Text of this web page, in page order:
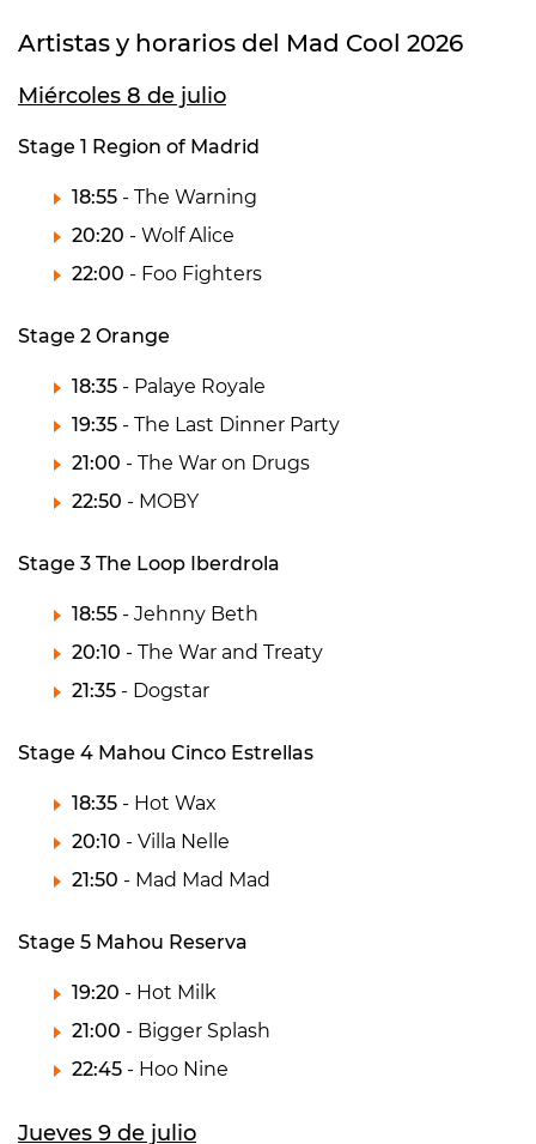
Artistas y horarios del Mad Cool 2026
Miércoles 8 de julio
Stage 1 Region of Madrid
18:55 - The Warning
20:20 - Wolf Alice
22:00 - Foo Fighters
Stage 2 Orange
18:35 - Palaye Royale
19:35 - The Last Dinner Party
21:00 - The War on Drugs
22:50 - MOBY
Stage 3 The Loop Iberdrola
18:55 - Jehnny Beth
20:10 - The War and Treaty
21:35 - Dogstar
Stage 4 Mahou Cinco Estrellas
18:35 - Hot Wax
20:10 - Villa Nelle
21:50 - Mad Mad Mad
Stage 5 Mahou Reserva
19:20 - Hot Milk
21:00 - Bigger Splash
22:45 - Hoo Nine
Jueves 9 de julio